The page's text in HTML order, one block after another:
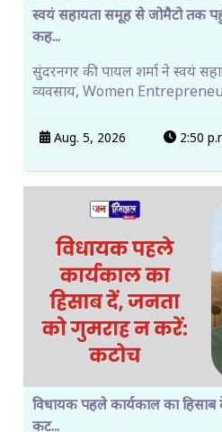
स्वयं सहायता समूह से जोमैटो तक
कह...
सुंदरनगर की पायल शर्मा ने स्वयं
व्यवसाय, Women
Aug. 5, 2026 2:50
विधायक पहले कार्यकाल का
कट...